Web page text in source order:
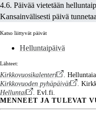
4.6. Päivää vietetään
Kansainvälisesti päivä
Katso liittyvät päivät
Helluntaipäivä
Lähteet:
Kirkkovuosikalenteri
.
Kirkkovuoden pyhäpäivät
.
Helluntai
. Evl.fi.
MENNEET JA TULEVAT